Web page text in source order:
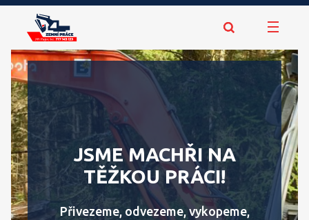
JSME MACHŘI NA
TĚŽKOU PRÁCI!
Přivezeme, odvezeme, vykopeme,